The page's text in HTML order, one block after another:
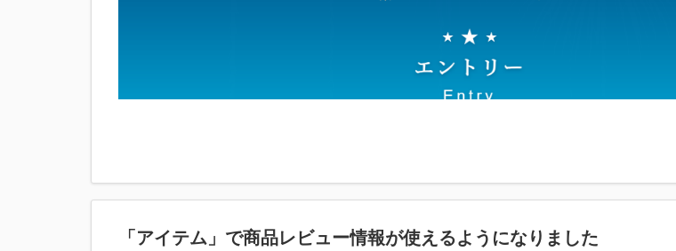
「アイテム」で商品レビュー情報が使えるようになりました